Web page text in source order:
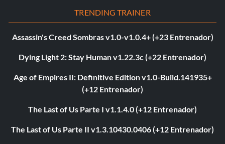
TRENDING TRAINER
Assassin's Creed Sombras v1.0-v1.0.4+ (+23 Entrenador)
Dying Light 2: Stay Human v1.22.3c (+22 Entrenador)
Age of Empires II: Definitive Edition v1.0-Build.141935+
(+12 Entrenador)
The Last of Us Parte I v1.1.4.0 (+12 Entrenador)
The Last of Us Parte II v1.3.10430.0406 (+12 Entrenador)